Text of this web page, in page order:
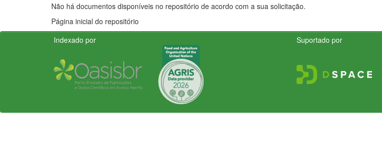
Não há documentos disponíveis no repositório de acordo com a sua solicitação.
Página inicial do repositório
Indexado por
Suportado por